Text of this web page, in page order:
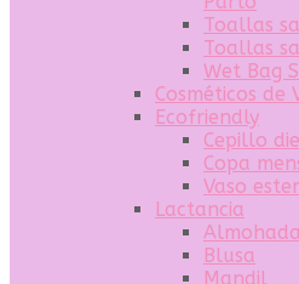
Toallas
Toallas
Wet Bag
Cosméticos de
Ecofriendly
Cepillo
Copa
Vaso
Lactancia
Almohada
Blusa
Mandil